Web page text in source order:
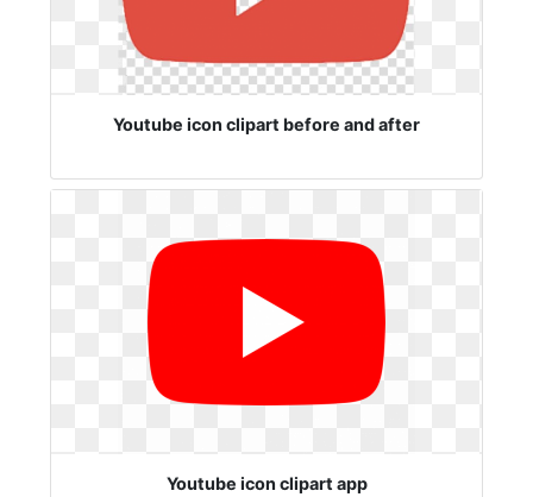
Youtube icon clipart before and after
Youtube icon clipart app